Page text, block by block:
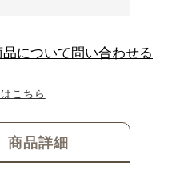
について問い合わせる
こちら
商品詳細